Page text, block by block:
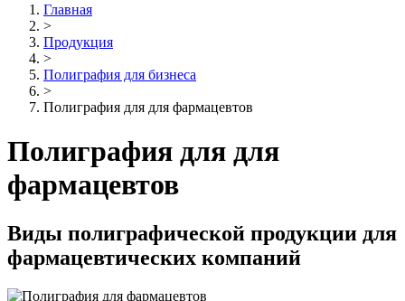
Главная
>
Продукция
>
Полиграфия для бизнеса
>
Полиграфия для для фармацевтов
Полиграфия для для
фармацевтов
Виды полиграфической продукции для
фармацевтических компаний